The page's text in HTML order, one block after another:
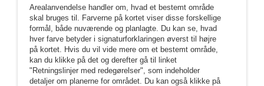
Arealanvendelse handler om, hvad et bestemt område
skal bruges til. Farverne på kortet viser disse forskellige
formål, både nuværende og planlagte. Du kan se, hvad
hver farve betyder i signaturforklaringen øverst til højre
på kortet. Hvis du vil vide mere om et bestemt område,
kan du klikke på det og derefter gå til linket
"Retningslinjer med redegørelser", som indeholder
detaljer om planerne for området. Du kan også klikke på